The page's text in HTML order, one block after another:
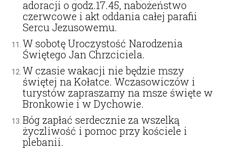
adoracji o godz.17.45, nabożeństwo
czerwcowe i akt oddania całej parafii
Sercu Jezusowemu.
W sobotę Uroczystość Narodzenia
Świętego Jan Chrzciciela.
W czasie wakacji nie będzie mszy
świętej na Kołatce. Wczasowiczów i
turystów zapraszamy na msze święte w
Bronkowie i w Dychowie.
Bóg zapłać serdecznie za wszelką
życzliwość i pomoc przy kościele i
plebanii.